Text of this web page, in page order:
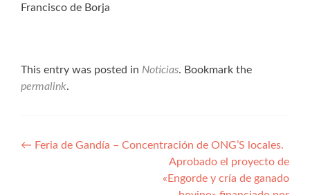
Francisco de Borja
This entry was posted in Noticias. Bookmark the
permalink.
Navegación
← Feria de Gandía – Concentración de ONG’S locales.
Aprobado el proyecto de
«Engorde y cría de ganado